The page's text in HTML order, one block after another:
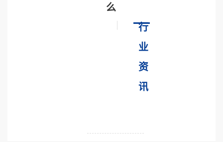
么
行
业
资
讯